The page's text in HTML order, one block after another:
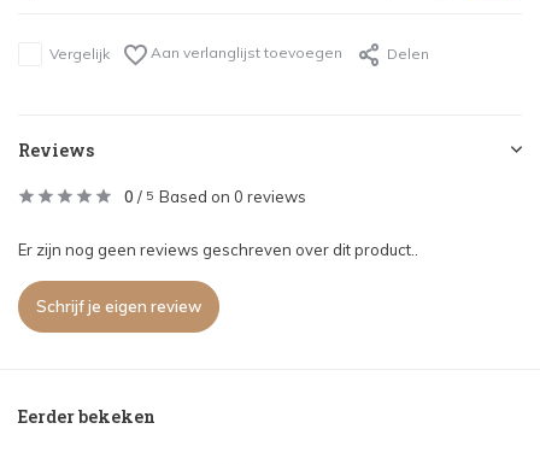
Vergelijk Aan verlanglijst toevoegen Delen
Reviews
0 / 5 Based on 0 reviews
Er zijn nog geen reviews geschreven over dit product..
Schrijf je eigen review
Eerder bekeken